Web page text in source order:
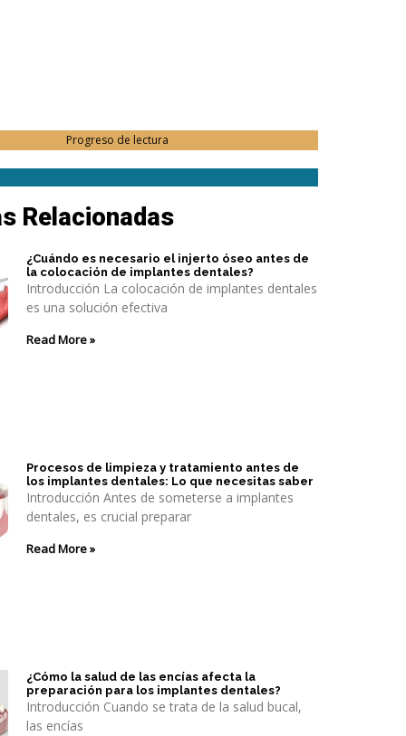
Progreso de lectura
Relacionadas
¿Cuándo es necesario el injerto óseo antes de
la colocación de implantes dentales?
Introducción La colocación de implantes dentales
es una solución efectiva
Read More »
Procesos de limpieza y tratamiento antes de
los implantes dentales: Lo que necesitas saber
Introducción Antes de someterse a implantes
dentales, es crucial preparar
Read More »
¿Cómo la salud de las encías afecta la
preparación para los implantes dentales?
Introducción Cuando se trata de la salud bucal,
las encías